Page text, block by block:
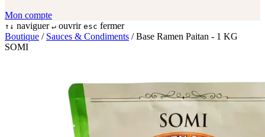
Mon compte
↑↓ naviguer ↵ ouvrir esc fermer
Boutique / Sauces & Condiments / Base Ramen Paitan - 1 KG
SOMI